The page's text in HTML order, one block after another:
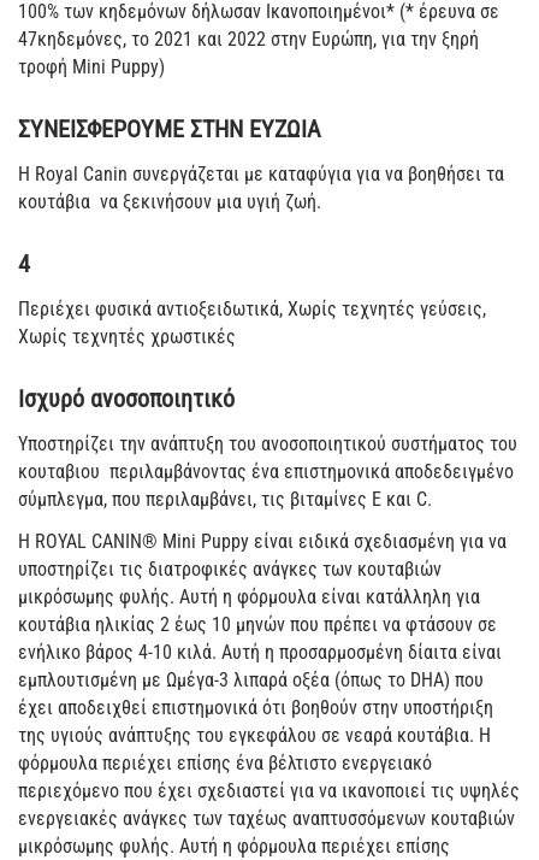
100% των κηδεμόνων δήλωσαν Ικανοποιημένοι* (* έρευνα σε
47κηδεμόνες, το 2021 και 2022 στην Ευρώπη, για την ξηρή
τροφή Mini Puppy)
ΣΥΝΕΙΣΦΕΡΟΥΜΕ ΣΤΗΝ ΕΥΖΩΙΑ
Η Royal Canin συνεργάζεται με καταφύγια για να βοηθήσει τα
κουτάβια να ξεκινήσουν μια υγιή ζωή.
4
Περιέχει φυσικά αντιοξειδωτικά, Χωρίς τεχνητές γεύσεις,
Χωρίς τεχνητές χρωστικές
Ισχυρό ανοσοποιητικό
Υποστηρίζει την ανάπτυξη του ανοσοποιητικού συστήματος του
κουταβιου περιλαμβάνοντας ένα επιστημονικά αποδεδειγμένο
σύμπλεγμα, που περιλαμβάνει, τις βιταμίνες Ε και C.
Η ROYAL CANIN® Mini Puppy είναι ειδικά σχεδιασμένη για να
υποστηρίζει τις διατροφικές ανάγκες των κουταβιών
μικρόσωμης φυλής. Αυτή η φόρμουλα είναι κατάλληλη για
κουτάβια ηλικίας 2 έως 10 μηνών που πρέπει να φτάσουν σε
ενήλικο βάρος 4-10 κιλά. Αυτή η προσαρμοσμένη δίαιτα είναι
εμπλουτισμένη με Ωμέγα-3 λιπαρά οξέα (όπως το DHA) που
έχει αποδειχθεί επιστημονικά ότι βοηθούν στην υποστήριξη
της υγιούς ανάπτυξης του εγκεφάλου σε νεαρά κουτάβια. Η
φόρμουλα περιέχει επίσης ένα βέλτιστο ενεργειακό
περιεχόμενο που έχει σχεδιαστεί για να ικανοποιεί τις υψηλές
ενεργειακές ανάγκες των ταχέως αναπτυσσόμενων κουταβιών
μικρόσωμης φυλής. Αυτή η φόρμουλα περιέχει επίσης